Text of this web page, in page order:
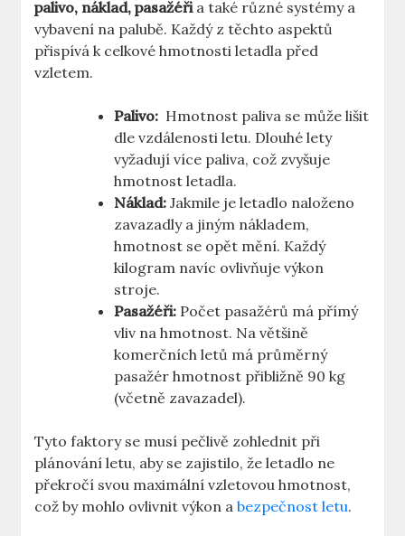
palivo, ‍náklad, ⁣pasažéři⁣a také různé systémy a
‌vybavení ⁤na palubě. ‌Každý z těchto‌ aspektů
přispívá k celkové hmotnosti letadla před
vzletem.
Palivo: ‌ Hmotnost paliva se ‍může lišit
dle vzdálenosti letu. ‍Dlouhé ​lety
vyžadují více paliva, což⁢ zvyšuje
hmotnost letadla.
Náklad: Jakmile ⁣je letadlo naloženo
zavazadly a jiným nákladem,
hmotnost se​ opět mění. Každý
⁤kilogram ⁣navíc ovlivňuje ⁢výkon⁤
stroje.
Pasažéři: Počet⁤ pasažérů má přímý
vliv na hmotnost. Na většině
komerčních letů má⁤ průměrný
pasažér ‌hmotnost přibližně 90 ⁤kg
(včetně zavazadel).
Tyto faktory se musí pečlivě zohlednit ⁢při
plánování letu, aby se⁢ zajistilo, ⁤že‍ letadlo‌ ne
‍překročí svou⁣ maximální vzletovou hmotnost,
⁤což by ‍mohlo ovlivnit ⁢výkon abezpečnost letu.